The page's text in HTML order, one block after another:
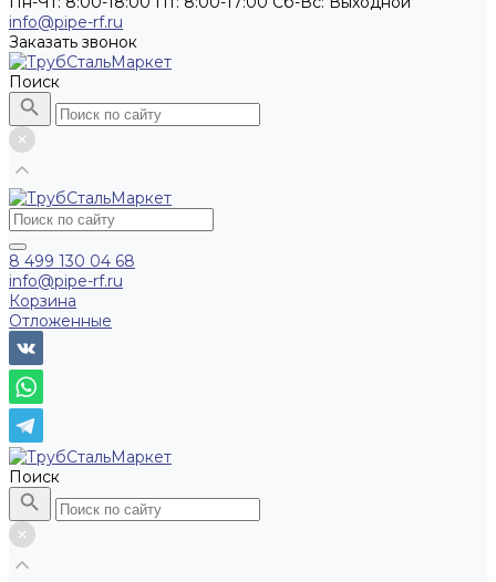
info@pipe-rf.ru
Заказать звонок
Поиск
8 499 130 04 68
info@pipe-rf.ru
Корзина
Отложенные
Поиск